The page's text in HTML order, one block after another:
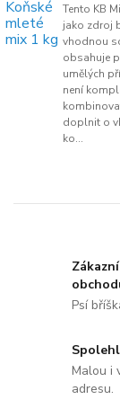
Tento KB
jako zdroj
vhodnou
obsahuje
umělých
není
doplnit o
ko...
Psí
Malou i
adresu.